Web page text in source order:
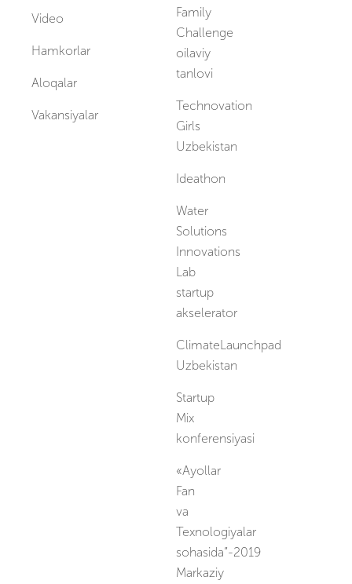
Video
Hamkorlar
Aloqalar
Vakansiyalar
Family
Challenge
oilaviy
tanlovi
Technovation
Girls
Uzbekistan
Ideathon
Water
Solutions
Innovations
Lab
startup
akselerator
ClimateLaunchpad
Uzbekistan
Startup
Mix
konferensiyasi
«Ayollar
Fan
va
Texnologiyalar
sohasida”-2019
Markaziy